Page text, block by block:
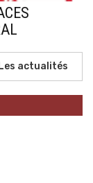
Les actualités